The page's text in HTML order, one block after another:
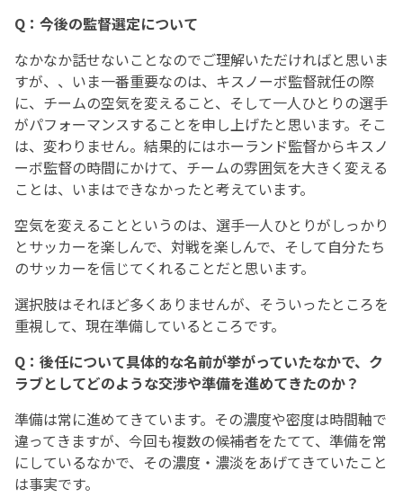
Q：今後の監督選定について
なかなか話せないことなのでご理解いただければと思いま
すが、、いま一番重要なのは、キスノーボ監督就任の際
に、チームの空気を変えること、そして一人ひとりの選手
がパフォーマンスすることを申し上げたと思います。そこ
は、変わりません。結果的にはホーランド監督からキスノ
ーボ監督の時間にかけて、チームの雰囲気を大きく変える
ことは、いまはできなかったと考えています。
空気を変えることというのは、選手一人ひとりがしっかり
とサッカーを楽しんで、対戦を楽しんで、そして自分たち
のサッカーを信じてくれることだと思います。
選択肢はそれほど多くありませんが、そういったところを
重視して、現在準備しているところです。
Q：後任について具体的な名前が挙がっていたなかで、ク
ラブとしてどのような交渉や準備を進めてきたのか？
準備は常に進めてきています。その濃度や密度は時間軸で
違ってきますが、今回も複数の候補者をたてて、準備を常
にしているなかで、その濃度・濃淡をあげてきていたこと
は事実です。